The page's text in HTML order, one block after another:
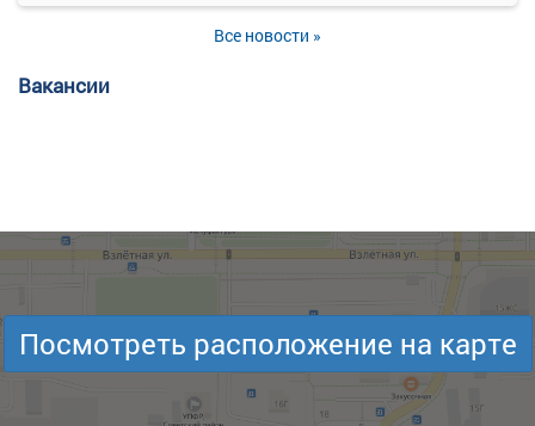
Все новости »
Вакансии
Посмотреть расположение на карте